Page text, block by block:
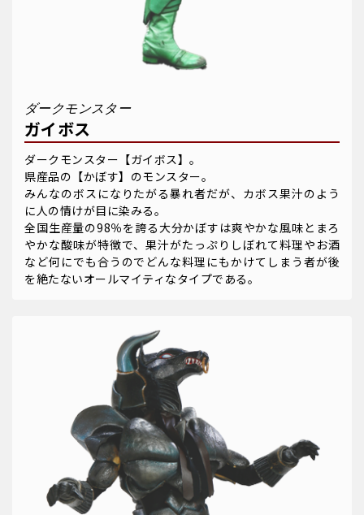
ダークモンスター
ガイボス
ダークモンスター【ガイボス】。
県産品の【かぼす】のモンスター。
みんなのボスになりたがる暴れ者だが、カボス果汁のよう
に人の情けが目に染みる。
全国生産量の98％を誇る大分かぼすは爽やかな風味とまろ
やかな酸味が特徴で、果汁がたっぷりしぼれて料理やお酒
など何にでも合うのでどんな料理にもかけてしまう者が後
を絶たないオールマイティなタイプである。